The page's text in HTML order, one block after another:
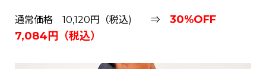
通常価格 10,120円（税込) ⇒ 30%OFF
7,084円（税込）